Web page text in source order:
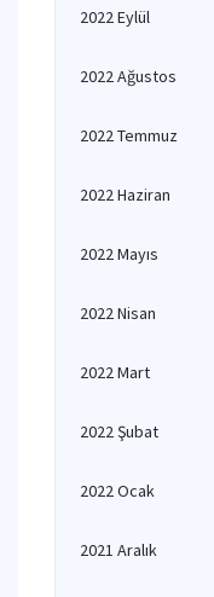
2022 Eylül
2022 Ağustos
2022 Temmuz
2022 Haziran
2022 Mayıs
2022 Nisan
2022 Mart
2022 Şubat
2022 Ocak
2021 Aralık